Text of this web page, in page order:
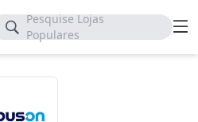
Pesquise Lojas
Populares